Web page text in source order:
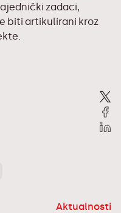
zadaci,
biti artikulirani kroz
Aktualnosti